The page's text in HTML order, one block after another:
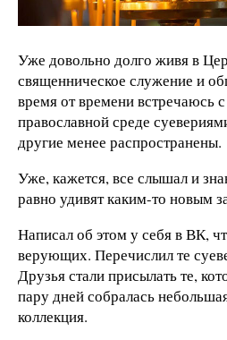
Уже довольно долго живя в
священническое служение и
время от времени встречаюсь
православной среде
другие менее распространены.
Уже, кажется, все слышал и
равно удивят каким-то новым
Написал об этом у себя в ВК,
верующих. Перечислил те
Друзья стали присылать те,
пару дней собралась
коллекция.